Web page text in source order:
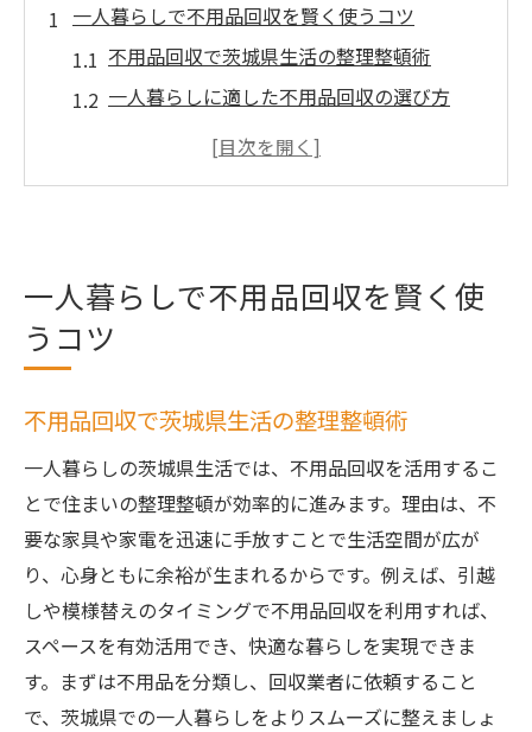
一人暮らしで不用品回収を賢く使うコツ
不用品回収で茨城県生活の整理整頓術
一人暮らしに適した不用品回収の選び方
不用品回収の上手な活用方法と注意点
茨城県生活に役立つ不用品回収の選び方
不用品回収で快適な一人暮らしを実現
口コミでわかる信頼できる回収サービス
買取も可能な不用品回収業者の見極め方
無料回収のメリットと注意すべき点
一人暮らし向け不用品回収の選択基準
不用品回収が一人暮らしの快適空間を実現
不用品回収で部屋を広く使う実践アイデア
一人暮らしの不用品回収で心のゆとりを
茨城県で賢く不用品回収を活用する方法
一人暮らしで不用品回収を賢く使
うコツ
不用品回収で茨城県生活の整理整頓術
一人暮らしの茨城県生活では、不用品回収を活用するこ
とで住まいの整理整頓が効率的に進みます。理由は、不
要な家具や家電を迅速に手放すことで生活空間が広が
り、心身ともに余裕が生まれるからです。例えば、引越
しや模様替えのタイミングで不用品回収を利用すれば、
スペースを有効活用でき、快適な暮らしを実現できま
す。まずは不用品を分類し、回収業者に依頼すること
で、茨城県での一人暮らしをよりスムーズに整えましょ